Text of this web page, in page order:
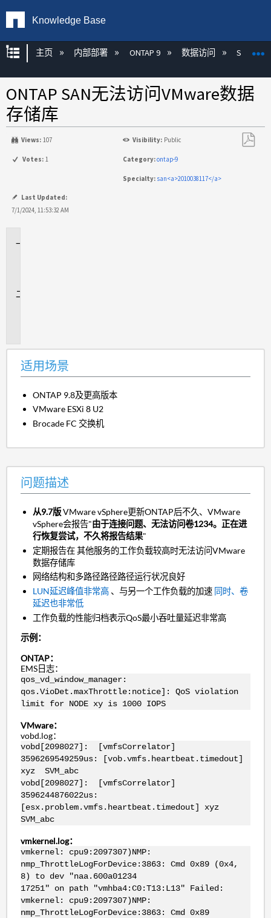
Knowledge Base
扩展/隐缩全局层次
主页 内部部署 ONTAP 9 数据访问 SAN
ONTAP SAN无法访问VMware数据
存储库
Views: 107 Visibility: Public
Votes: 1 Category:ontap-9
Specialty: san<a>2010038117</a>
Last Updated:
7/1/2024, 11:53:32 AM
适用场景
ONTAP 9.8及更高版本
VMware ESXi 8 U2
Brocade FC 交换机
问题描述
从9.7版VMware vSphere更新ONTAP后不久、VMware
vSphere会报告"由于连接问题、无法访问卷1234。正在进
行恢复尝试，不久将报告结果"
定期报告在 其他服务的工作负载较高时无法访问VMware
数据存储库
网络结构和多路径路径路径运行状况良好
LUN延迟峰值非常高 、与另一个工作负载的加速 同时、卷
延迟也非常低
工作负载的性能归档表示QoS最小吞吐量延迟非常高
示例：
ONTAP：
EMS日志：
qos_vd_window_manager:
qos.VioDet.maxThrottle:notice]: QoS violation
limit for NODE xy is 1000 IOPS
VMware：
vobd.log：
vobd[2098027]: [vmfsCorrelator]
3596269549259us: [vob.vmfs.heartbeat.timedout]
xyz SVM_abc
vobd[2098027]: [vmfsCorrelator]
3596244876022us:
[esx.problem.vmfs.heartbeat.timedout] xyz
SVM_abc
vmkernel.log：
vmkernel: cpu9:2097307)NMP:
nmp_ThrottleLogForDevice:3863: Cmd 0x89 (0x4,
8) to dev "naa.600a01234
17251" on path "vmhba4:C0:T13:L13" Failed:
vmkernel: cpu9:2097307)NMP:
nmp_ThrottleLogForDevice:3863: Cmd 0x89